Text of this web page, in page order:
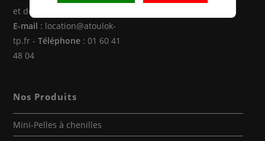
et de 14h00 à 18h00
E-mail : location@atoulok-
tp.fr -Téléphone : 01 60 41
48 04
Nos Produits
Mini-Pelles à chenilles